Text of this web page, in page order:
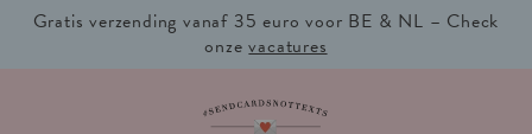
Gratis verzending vanaf 35 euro voor BE & NL – Check
onzevacatures